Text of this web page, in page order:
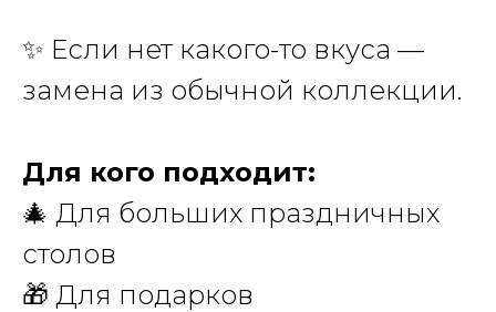
✨ Если нет какого-то вкуса —
замена из обычной коллекции.
Для кого подходит:
🎄 Для больших праздничных
столов
🎁 Для подарков